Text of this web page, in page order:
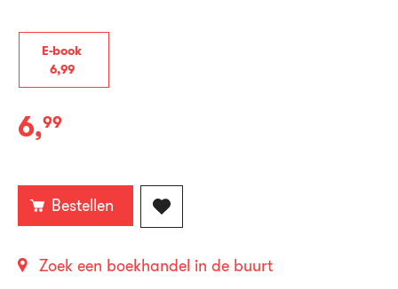
E-book
6,99
E-
6,99
Bestellen
Zoek een boekhandel in de buurt